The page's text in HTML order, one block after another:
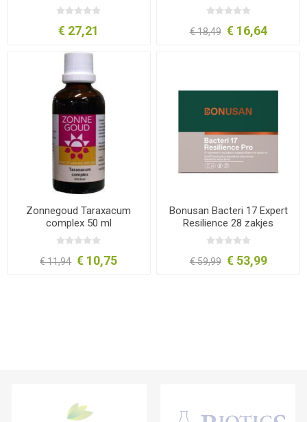
€ 27,21 € 18,49 € 16,64
Zonnegoud Taraxacum
complex 50 ml
€ 11,94 € 10,75
Bonusan Bacteri 17 Expert
Resilience 28 zakjes
€ 59,99 € 53,99